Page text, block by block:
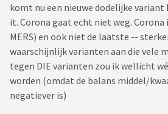
komt nu een nieuwe dodelijke variant
it. Corona gaat echt niet weg. Corona
MERS) en ook niet de laatste --
waarschijnlijk varianten aan die vele
tegen DIE varianten zou ik wellicht
worden (omdat de balans middel/
negatiever is)